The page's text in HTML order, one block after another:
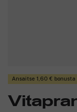
Ansaitse 1,60 € bonusta